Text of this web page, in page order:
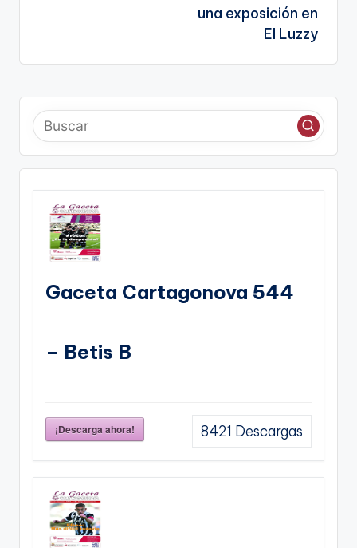
una exposición en
El Luzzy
Gaceta Cartagonova 544
– Betis B
¡Descarga ahora! 8421 Descargas